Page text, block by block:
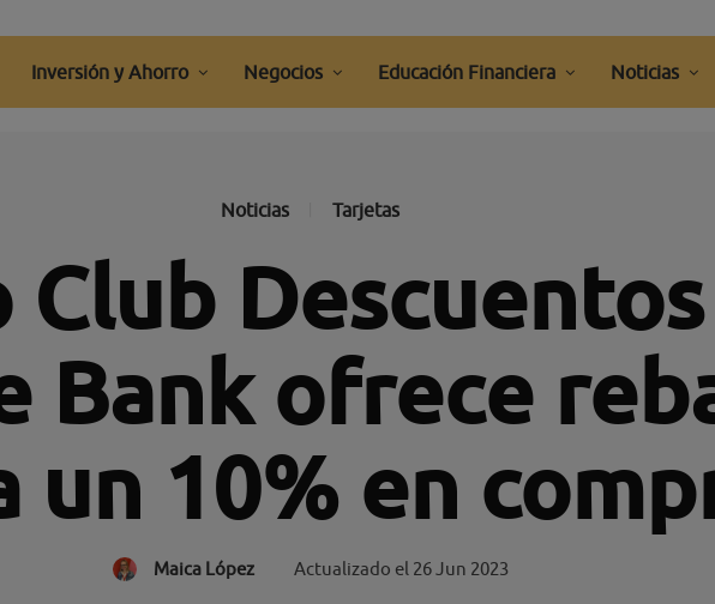
Inversión y Ahorro Negocios Educación Financiera Noticias
Noticias Tarjetas
Club
Bank ofrece
un 10% en
Maica López Actualizado el 26 Jun 2023